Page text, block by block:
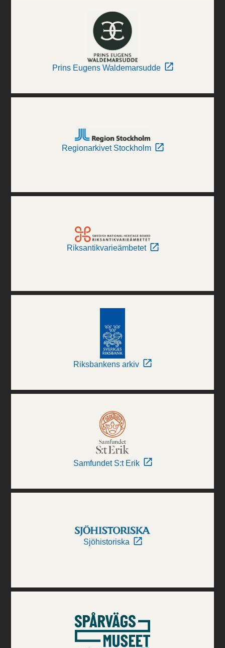
Prins Eugens Waldemarsudde
Regionarkivet Stockholm
Riksantikvarieämbetet
Riksbankens arkiv
Samfundet S:t Erik
Sjöhistoriska